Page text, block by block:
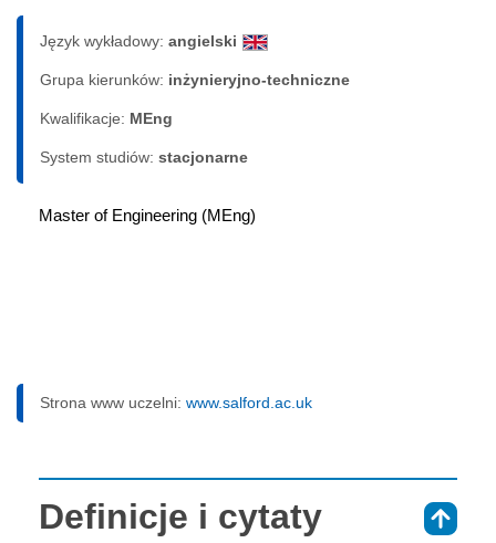
Język wykładowy: angielski
Grupa kierunków: inżynieryjno-techniczne
Kwalifikacje: MEng
System studiów: sta­cjo­nar­ne
Master of Engineering (MEng)
Strona www uczelni: www.salford.ac.uk
Definicje i cytaty